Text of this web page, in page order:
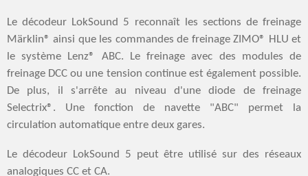
Le décodeur LokSound 5 reconnaît les sections de freinage
Märklin® ainsi que les commandes de freinage ZIMO® HLU et
le système Lenz® ABC. Le freinage avec des modules de
freinage DCC ou une tension continue est également possible.
De plus, il s'arrête au niveau d'une diode de freinage
Selectrix®. Une fonction de navette "ABC" permet la
circulation automatique entre deux gares.
Le décodeur LokSound 5 peut être utilisé sur des réseaux
analogiques CC et CA.